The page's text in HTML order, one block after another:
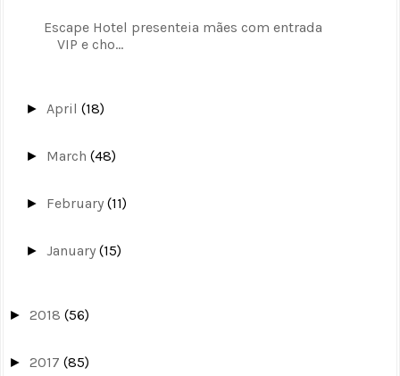
Escape Hotel presenteia mães com entrada
VIP e cho...
► April(18)
► March(48)
► February(11)
►January(15)
► 2018 (56)
► 2017 (85)